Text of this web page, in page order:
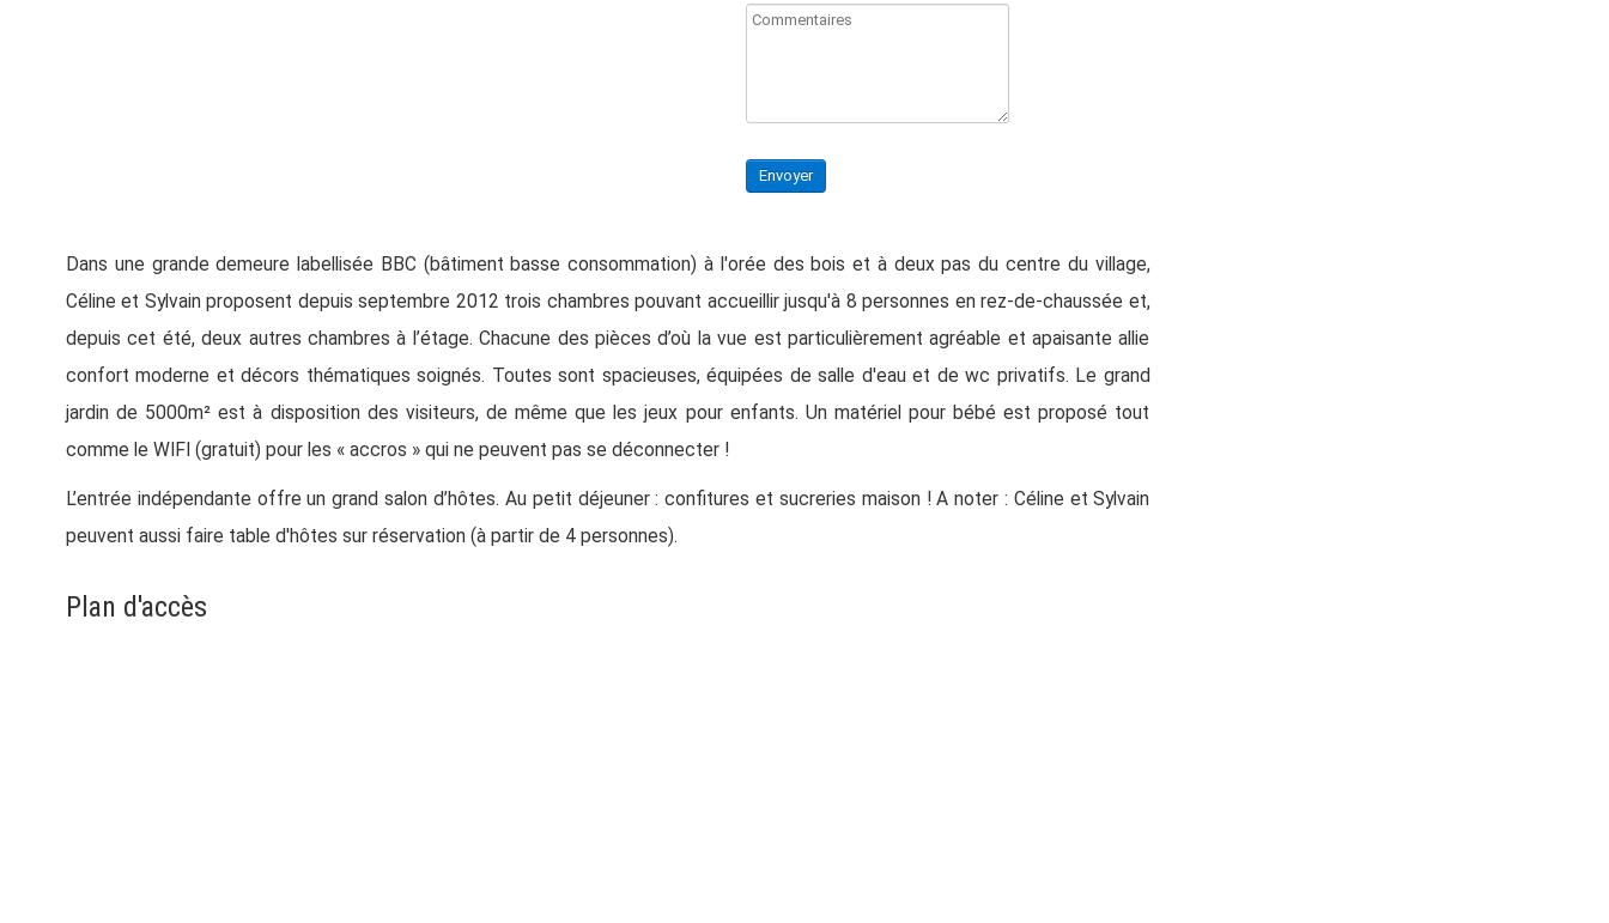
Envoyer
Dans une grande demeure labellisée BBC (bâtiment basse consommation) à l'orée des bois et à deux pas du centre du village,
Céline et Sylvain proposent depuis septembre 2012 trois chambres pouvant accueillir jusqu'à 8 personnes en rez-de-chaussée et,
depuis cet été, deux autres chambres à l’étage. Chacune des pièces d’où la vue est particulièrement agréable et apaisante allie
confort moderne et décors thématiques soignés. Toutes sont spacieuses, équipées de salle d'eau et de wc privatifs. Le grand
jardin de 5000m² est à disposition des visiteurs, de même que les jeux pour enfants. Un matériel pour bébé est proposé tout
comme le WIFI (gratuit) pour les « accros » qui ne peuvent pas se déconnecter !
L’entrée indépendante offre un grand salon d’hôtes. Au petit déjeuner : confitures et sucreries maison ! A noter : Céline et Sylvain
peuvent aussi faire table d'hôtes sur réservation (à partir de 4 personnes).
Plan d'accès